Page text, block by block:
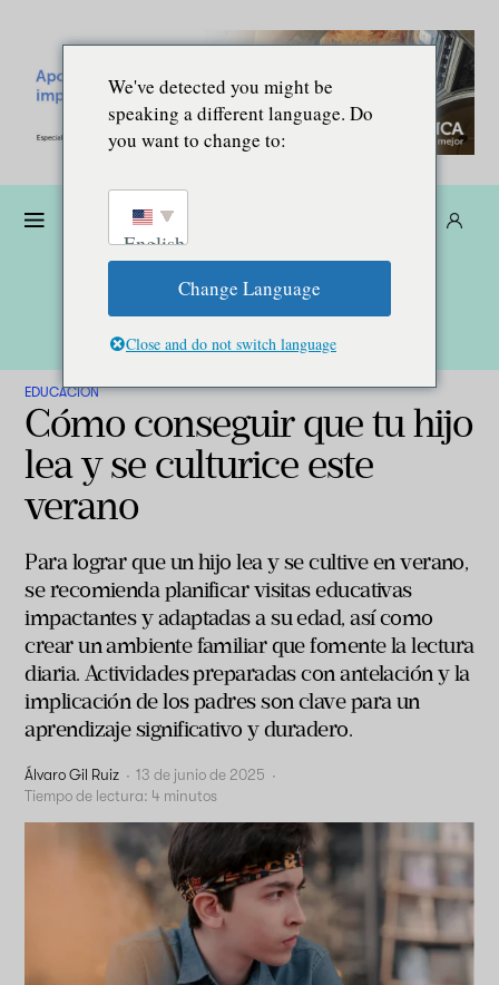
EDUCACIÓN
Cómo conseguir que tu hijo
lea y se culturice este
verano
Para lograr que un hijo lea y se cultive en verano,
se recomienda planificar visitas educativas
impactantes y adaptadas a su edad, así como
crear un ambiente familiar que fomente la lectura
diaria. Actividades preparadas con antelación y la
implicación de los padres son clave para un
aprendizaje significativo y duradero.
Álvaro Gil Ruiz · 13 de junio de 2025 ·
Tiempo de lectura: 4 minutos
We've detected you might be
speaking a different language. Do
you want to change to:
English
Change Language
Close and do not switch language